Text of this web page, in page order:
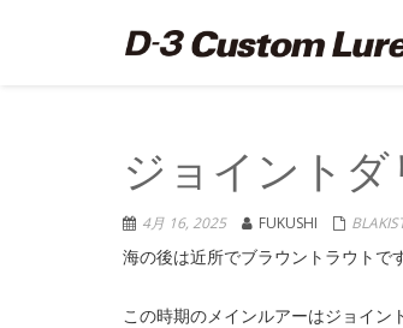
ジョイント
4月 16, 2025 FUKUSHI
海の後は近所でブラウントラウトで
この時期のメインルアーはジョイン